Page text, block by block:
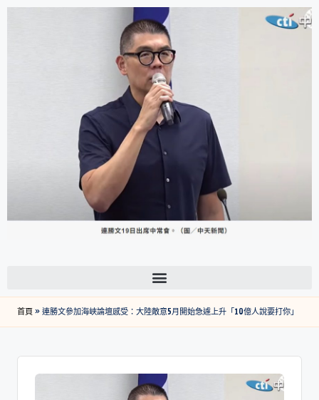
首頁»連勝文參加海峽論壇感受：大陸敵意5月開始急遽上升「10億人說要打你」